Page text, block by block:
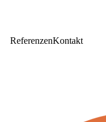
ReferenzenKontakt